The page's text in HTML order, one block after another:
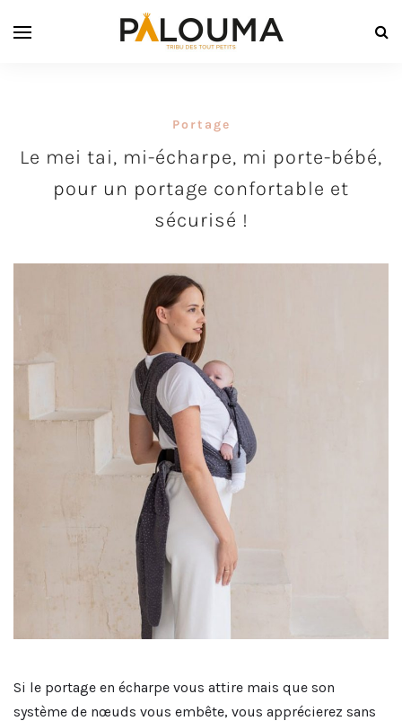
Portage
Le mei tai, mi-écharpe, mi porte-bébé,
pour un portage confortable et
sécurisé !
Si le portage en écharpe vous attire mais que son
système de nœuds vous embête, vous apprécierez sans